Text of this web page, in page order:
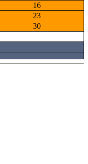
16
23
30